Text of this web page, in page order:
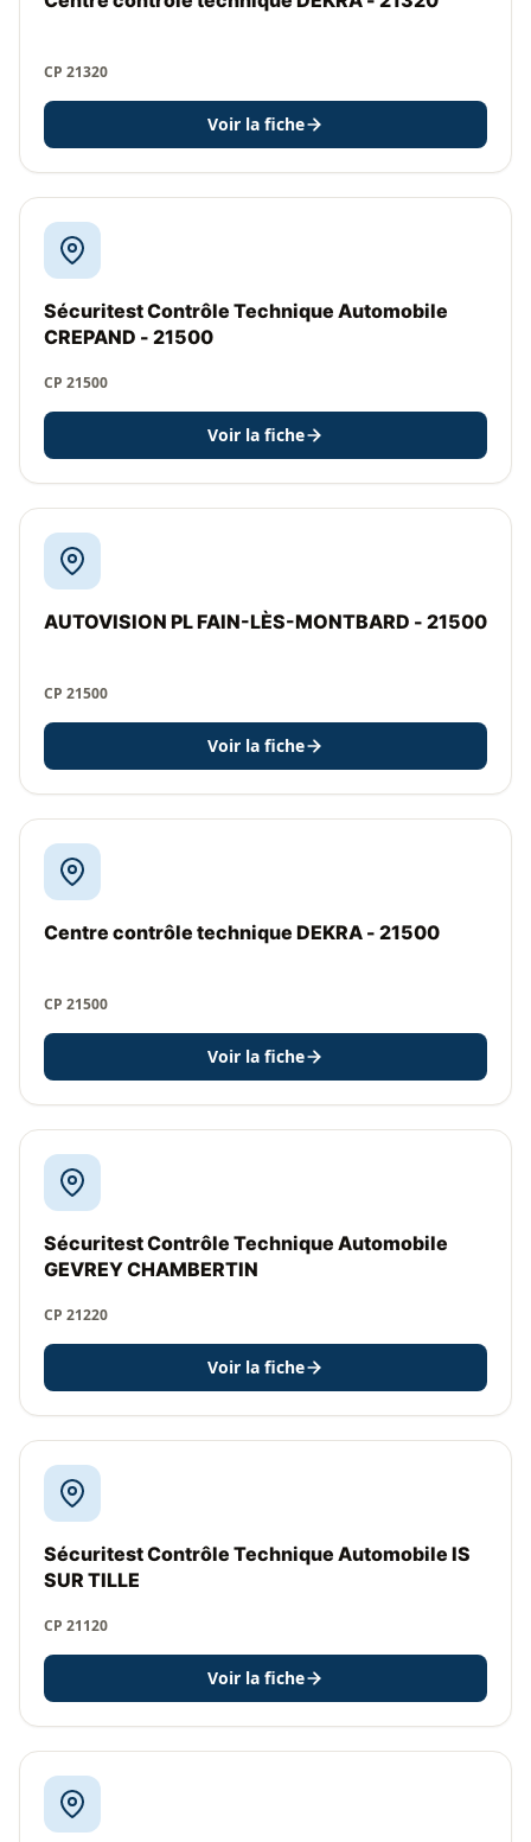
CP 21320
Voir la fiche
Sécuritest Contrôle Technique Automobile
CREPAND - 21500
CP 21500
Voir la fiche
AUTOVISION PL FAIN-LÈS-MONTBARD - 21500
CP 21500
Voir la fiche
Centre contrôle technique DEKRA - 21500
CP 21500
Voir la fiche
Sécuritest Contrôle Technique Automobile
GEVREY CHAMBERTIN
CP 21220
Voir la fiche
Sécuritest Contrôle Technique Automobile IS
SUR TILLE
CP 21120
Voir la fiche